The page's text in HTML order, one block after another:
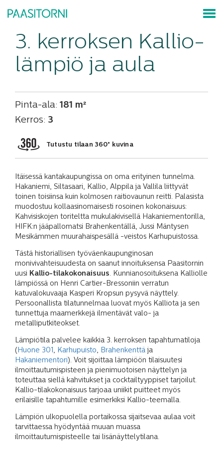
3. kerroksen Kallio-
lämpiö ja aula
Pinta-ala: 181 m²
Kerros: 3
Tutustu tilaan 360° kuvina
Itäisessä kantakaupungissa on oma erityinen tunnelma.
Hakaniemi, Siltasaari, Kallio, Alppila ja Vallila liittyvät
toinen toisiinsa kuin kolmosen raitiovaunun reitti. Palasista
muodostuu kollaasinomaisesti rosoinen kokonaisuus:
Kahvisiskojen toriteltta mukulakivisellä Hakaniementorilla,
HIFK:n jääpallomatsi Brahenkentällä, Jussi Mäntysen
Mesikämmen muurahaispesällä -veistos Karhupuistossa.
Tästä historiallisen työväenkaupunginosan
monivivahteisuudesta on saanut innoituksensa Paasitornin
uusi Kallio-tilakokonaisuus. Kunnianosoituksena Kalliolle
lämpiössä on Henri Cartier-Bressoniin verratun
katuvalokuvaaja Kasperi Kropsun pysyvä näyttely.
Persoonallista tilatunnelmaa luovat myös Kalliota ja sen
tunnettuja maamerkkejä ilmentävät valo- ja
metalliputkiteokset.
Lämpiötila palvelee kaikkia 3. kerroksen tapahtumatiloja
( Huone 301, Karhupuisto, Brahenkenttä ja
Hakaniementori). Voit sijoittaa lämpiöön tilaisuutesi
ilmoittautumispisteen ja pienimuotoisen näyttelyn ja
toteuttaa siellä kahvitukset ja cocktailtyyppiset tarjoilut.
Kallio-tilakokonaisuus tarjoaa uniikit puitteet myös
erilaisille tapahtumille esimerkiksi Kallio-teemalla.
Lämpiön ulkopuolella portaikossa sijaitsevaa aulaa voit
tarvittaessa hyödyntää muuan muassa
ilmoittautumispisteelle tai lisänäyttelytilana.